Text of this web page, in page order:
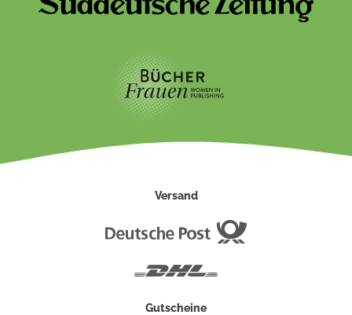
Versand
Gutscheine